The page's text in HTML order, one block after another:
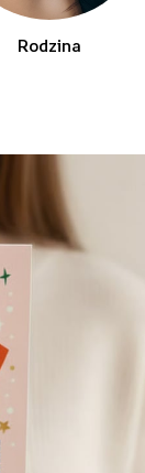
Rodzina